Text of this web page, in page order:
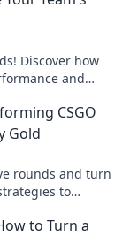
Discover how
and
CSGO
Gold
rounds and turn
to
to Turn a